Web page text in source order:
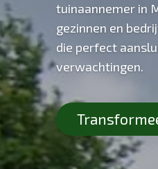
tuinaannemer in
gezinnen en
die perfect
verwachtingen.